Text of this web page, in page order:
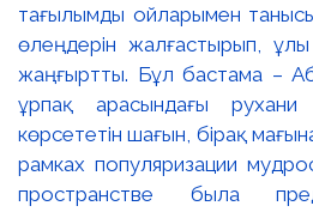
тағылымды ойларымен
өлеңдерін жалғастырып,
жаңғыртты. Бұл бастама –
ұрпақ арасындағы рухани
көрсететін шағын, бірақ
рамках популяризации
пространстве была